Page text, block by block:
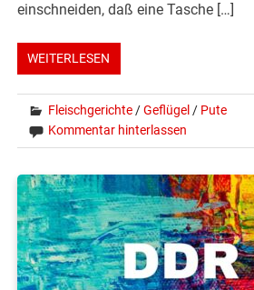
einschneiden, daß eine Tasche […]
WEITERLESEN
Fleischgerichte /Geflügel / Pute
Kommentar hinterlassen